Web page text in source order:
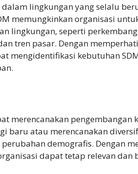
lingkungan yang selalu
memungkinkan organisasi
lingkungan, seperti
tren pasar. Dengan
mengidentifikasi kebutuhan
merencanakan pengembangan
baru atau merencanakan
demografis. Dengan
dapat tetap relevan dan